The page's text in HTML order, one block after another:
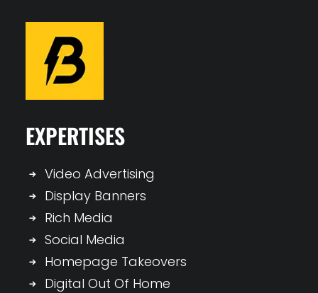
EXPERTISES
Video Advertising
Display Banners
Rich Media
Social Media
Homepage Takeovers
Digital Out Of Home